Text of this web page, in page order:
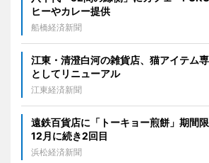
ヒーやカレー提供
船橋経済新聞
江東・清澄白河の雑貨店、猫アイテム
としてリニューアル
江東経済新聞
遠鉄百貨店に「トーキョー煎餅」期間
12月に続き2回目
浜松経済新聞